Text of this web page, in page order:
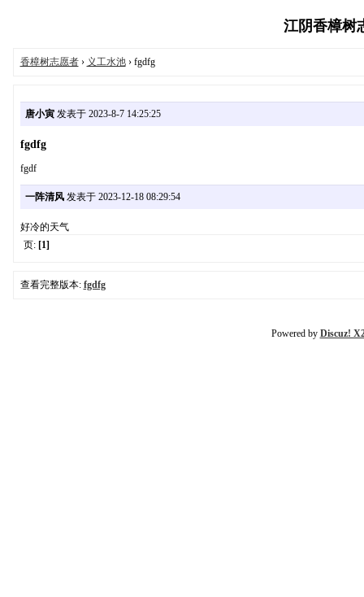
江阴香樟树
香樟树志愿者› 义工水池› fgdfg
唐小寅发表于 2023-8-7 14:25:25
fgdfg
fgdf
一阵清风发表于 2023-12-18 08:29:54
好冷的天气
页: [1]
查看完整版本: fgdfg
Powered by Discuz!